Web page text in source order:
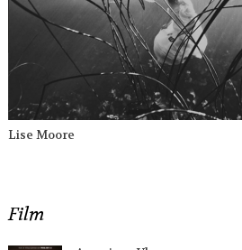
Lise Moore
Film